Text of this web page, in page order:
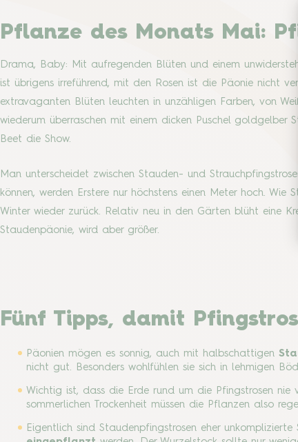
Pflanze des Monats Mai:
Drama, Baby: Mit aufregenden Blüten und einem
ist übrigens irreführend, mit den Rosen ist die Päonie nicht
extravaganten Blüten leuchten in unzähligen Farben, von
wiederum überraschen mit einem dicken Puschel
Beet die Show.
Man unterscheidet zwischen Stauden- und
können, werden Erstere nur höchstens einen Meter hoch.
Winter wieder zurück. Relativ neu in den Gärten blüht eine
Staudenpäonie, wird aber größer.
Fünf Tipps, damit
Päonien mögen es sonnig, auch mit halbschattigen
nicht gut. Besonders wohlfühlen sie sich in lehmigen
Wichtig ist, dass die Erde rund um die Pfingstrosen nie
sommerlichen Trockenheit müssen die Pflanzen also
Eigentlich sind Staudenpfingstrosen eher